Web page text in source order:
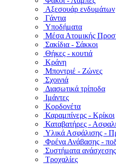
Αξεσουάρ ενδυμάτων
Γάντια
Υποδήματα
Μέσα Ατομικής
Σακίδια - Σάκκοι
Θήκες - κουτιά
Κράνη
Μποντριέ - Ζώνες
Σχοινιά
Διασωτικά τρίποδα
Ιμάντες
Κορδονέτα
Καραμπίνερς - Κρίκοι
Καταβατήρες -
Υλικά Ασφάλισης -
Φρένα Ανάβασης -
Συστήματα
Τροχαλίες